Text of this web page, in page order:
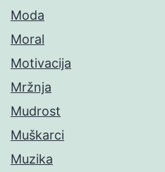
Moda
Moral
Motivacija
Mržnja
Mudrost
Muškarci
Muzika